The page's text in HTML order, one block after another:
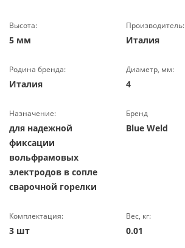
Высота:
5 мм
Производитель:
Италия
Родина бренда:
Италия
Диаметр, мм:
4
Назначение:
для надежной
фиксации
вольфрамовых
электродов в сопле
сварочной горелки
Бренд
Blue Weld
Комплектация:
3 шт
Вес, кг:
0.01